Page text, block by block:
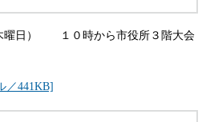
日） １０時から市役所３階大会
／441KB]